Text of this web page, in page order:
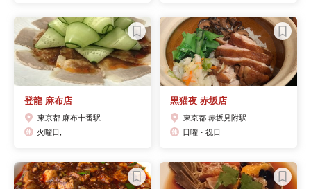
登龍 麻布店
東京都 麻布十番駅
火曜日,
黒猫夜 赤坂店
東京都 赤坂見附駅
日曜・祝日